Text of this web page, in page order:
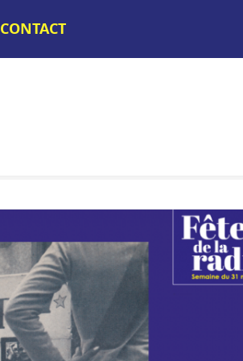
CONTACT